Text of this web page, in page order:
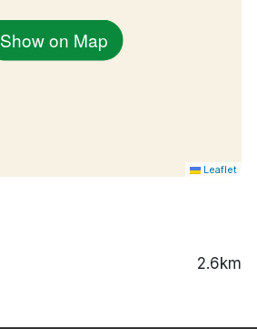
Show on Map
Leaflet
2.6km